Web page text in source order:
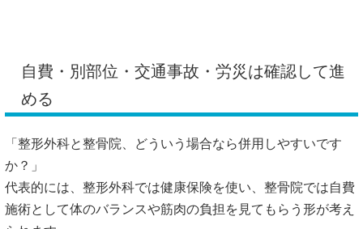
これは避けたほうがよいでしょう。あとから通院費が認めら
から進めるほうが安心です。
整形外科と整骨院を併用するメリットは、検査による確認
と、日常動作・筋肉へのアプローチを分けて考えやすい点で